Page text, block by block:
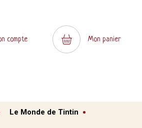
compte Mon panier
Le Monde de Tintin